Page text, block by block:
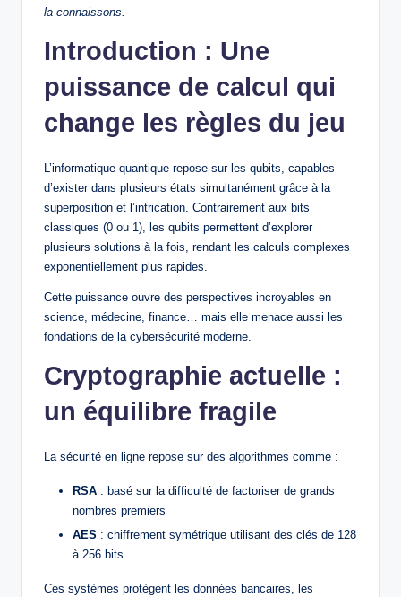
la connaissons.
Introduction : Une
puissance de calcul qui
change les règles du jeu
L’informatique quantique repose sur les qubits, capables
d’exister dans plusieurs états simultanément grâce à la
superposition et l’intrication. Contrairement aux bits
classiques (0 ou 1), les qubits permettent d’explorer
plusieurs solutions à la fois, rendant les calculs complexes
exponentiellement plus rapides.
Cette puissance ouvre des perspectives incroyables en
science, médecine, finance… mais elle menace aussi les
fondations de la cybersécurité moderne.
Cryptographie actuelle :
un équilibre fragile
La sécurité en ligne repose sur des algorithmes comme :
RSA : basé sur la difficulté de factoriser de grands
nombres premiers
AES : chiffrement symétrique utilisant des clés de 128
à 256 bits
Ces systèmes protègent les données bancaires, les